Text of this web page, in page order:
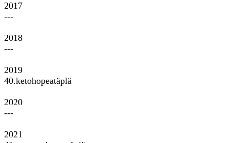
2017
---
2018
---
2019
40.ketohopeatäplä
2020
---
2021